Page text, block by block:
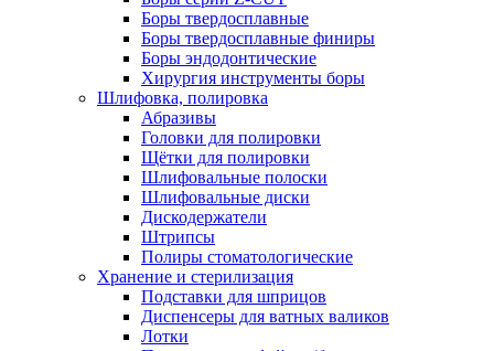
Боры твердосплавные
Боры твердосплавные финиры
Боры эндодонтические
Хирургия инструменты боры
Шлифовка, полировка
Абразивы
Головки для полировки
Щётки для полировки
Шлифовальные полоски
Шлифовальные диски
Дискодержатели
Штрипсы
Полиры стоматологические
Хранение и стерилизация
Подставки для шприцов
Диспенсеры для ватных валиков
Лотки